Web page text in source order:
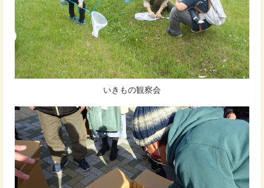
いきもの観察会